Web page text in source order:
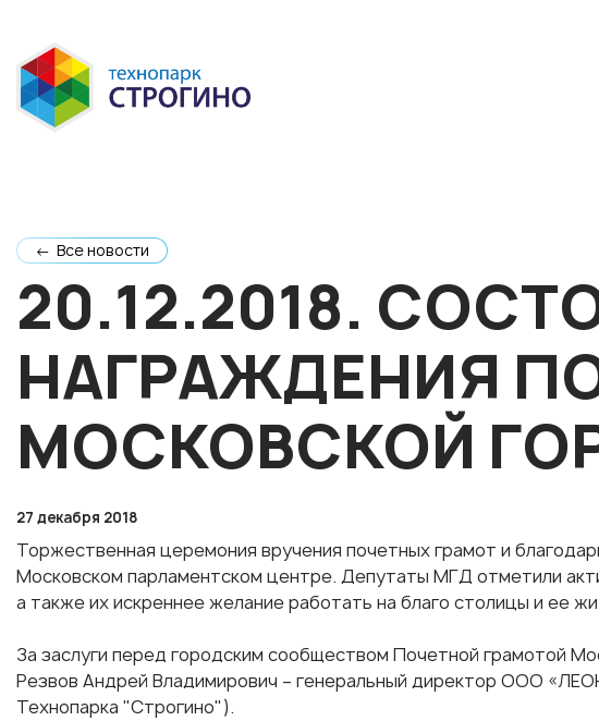
← Все новости
20.12.2018.
НАГРАЖДЕНИЯ
МОСКОВСКОЙ
27 декабря 2018
Торжественная церемония вручения почетных грамот и
Московском парламентском центре. Депутаты МГД отметили
а также их искреннее желание работать на благо столицы и ее
За заслуги перед городским сообществом Почетной грамотой
Резвов Андрей Владимирович – генеральный директор ООО
Технопарка "Строгино").